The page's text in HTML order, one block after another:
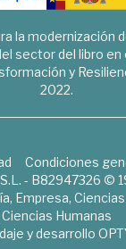
la modernización
sector del libro en
y
2022.
Condiciones
- B82947326 ©
Empresa,
Ciencias Humanas
y desarrollo